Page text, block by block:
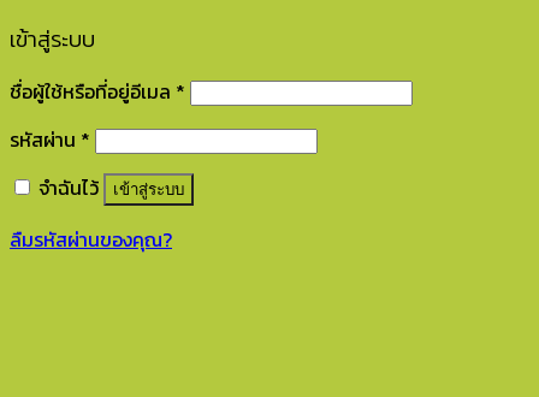
เข้าสู่ระบบ
ชื่อผู้ใช้หรือที่อยู่อีเมล *
รหัสผ่าน *
จำฉันไว้
เข้าสู่ระบบ
ลืมรหัสผ่านของคุณ?